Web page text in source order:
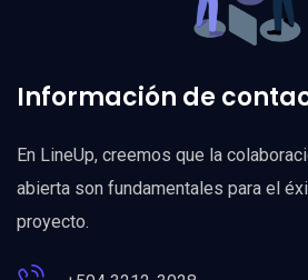
Información de
En LineUp, creemos que la
abierta son fundamentales para el
proyecto.